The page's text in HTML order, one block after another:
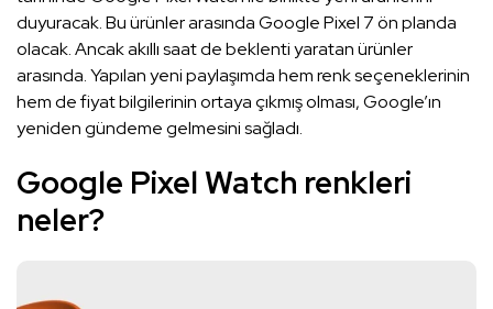
duyuracak. Bu ürünler arasında Google Pixel 7 ön planda
olacak. Ancak akıllı saat de beklenti yaratan ürünler
arasında. Yapılan yeni paylaşımda hem renk seçeneklerinin
hem de fiyat bilgilerinin ortaya çıkmış olması, Google’ın
yeniden gündeme gelmesini sağladı.
Google Pixel Watch renkleri
neler?